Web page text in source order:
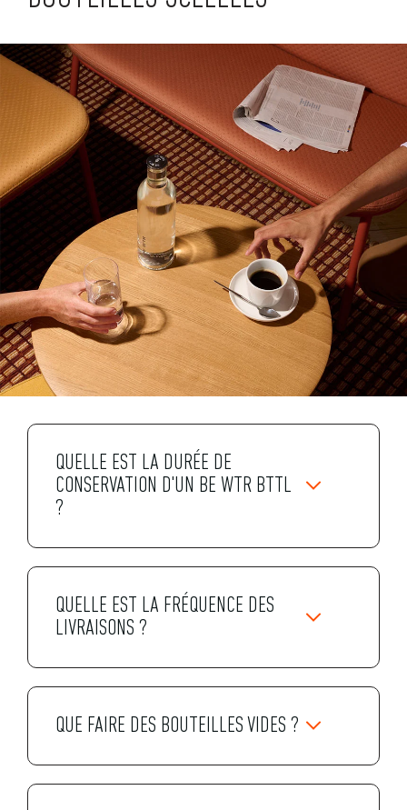
QUELLE EST LA DURÉE DE
CONSERVATION D'UN BE WTR BTTL
?
QUELLE EST LA FRÉQUENCE DES
LIVRAISONS ?
QUE FAIRE DES BOUTEILLES VIDES ?